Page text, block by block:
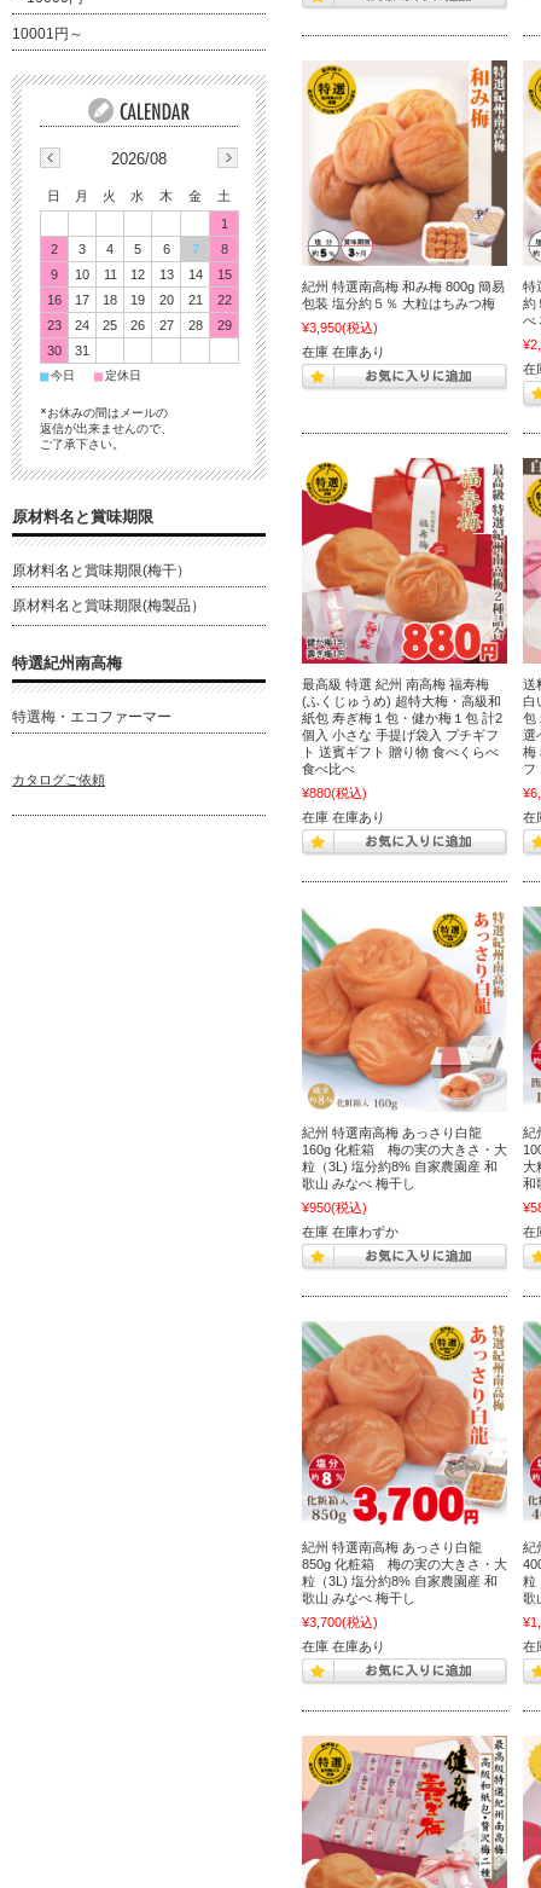
紀州 特選南高梅 和み梅 800g 簡易
包装 塩分約５％ 大粒はちみつ梅
¥3,950(税込)
在庫 在庫あり
特
約
べ
在
最高級 特選 紀州 南高梅 福寿梅
(ふくじゅうめ) 超特大梅・高級和
紙包 寿ぎ梅１包・健か梅１包 計2
個入 小さな 手提げ袋入 プチギフ
ト 送賓ギフト 贈り物 食べくらべ
食べ比べ
¥880(税込)
在庫 在庫あり
送
白
包
選
梅
フ
在
紀州 特選南高梅 あっさり白龍
160g 化粧箱 梅の実の大きさ・大
粒（3L) 塩分約8% 自家農園産 和
歌山 みなべ 梅干し
¥950(税込)
在庫 在庫わずか
紀
大
和
在
紀州 特選南高梅 あっさり白龍
850g 化粧箱 梅の実の大きさ・大
粒（3L) 塩分約8% 自家農園産 和
歌山 みなべ 梅干し
¥3,700(税込)
在庫 在庫あり
紀
粒
歌
在
10001円～
2026/08
日 月 火 水 木 金
土
1
2
3 4 5 6 7
8
9
10 11 12 13 14
15
16
17 18 19 20 21
22
23
24 25 26 27 28
29
30
31
■今日 ■定休日
*お休みの間はメールの
返信が出来ませんので、
ご了承下さい。
原材料名と賞味期限
原材料名と賞味期限(梅干）
原材料名と賞味期限(梅製品）
特選紀州南高梅
特選梅・エコファーマー
カタログご依頼